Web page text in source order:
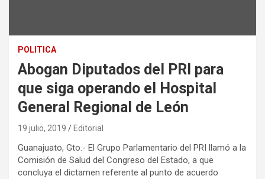
POLITICA
Abogan Diputados del PRI para
que siga operando el Hospital
General Regional de León
19 julio, 2019 Editorial
Guanajuato, Gto.- El Grupo Parlamentario del PRI llamó a la
Comisión de Salud del Congreso del Estado, a que
concluya el dictamen referente al punto de acuerdo